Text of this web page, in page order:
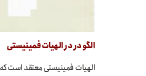
الگو در در الهیات فمینیستی
الهیات فمینیستی معتقد است